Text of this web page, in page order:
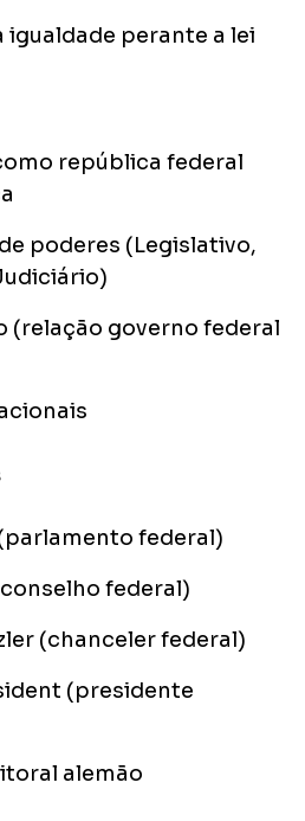
igualdade perante a lei
república federal
poderes (Legislativo,
(relação governo federal
federal)
federal)
(chanceler federal)
(presidente
alemão